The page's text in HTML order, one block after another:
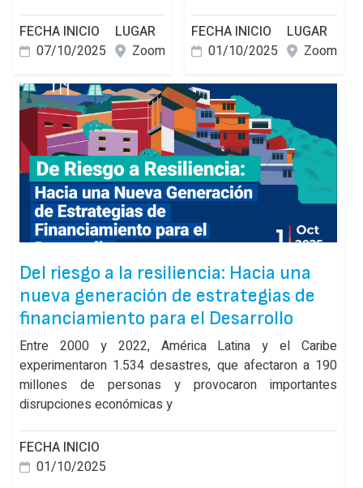
FECHA INICIO
07/10/2025
LUGAR
Zoom
FECHA INICIO
01/10/2025
LUGAR
Zoom
Del riesgo a la resiliencia: Hacia una
nueva generación de estrategias de
financiamiento para el Desarrollo
Entre 2000 y 2022, América Latina y el Caribe
experimentaron 1.534 desastres, que afectaron a 190
millones de personas y provocaron importantes
disrupciones económicas y
FECHA INICIO
01/10/2025